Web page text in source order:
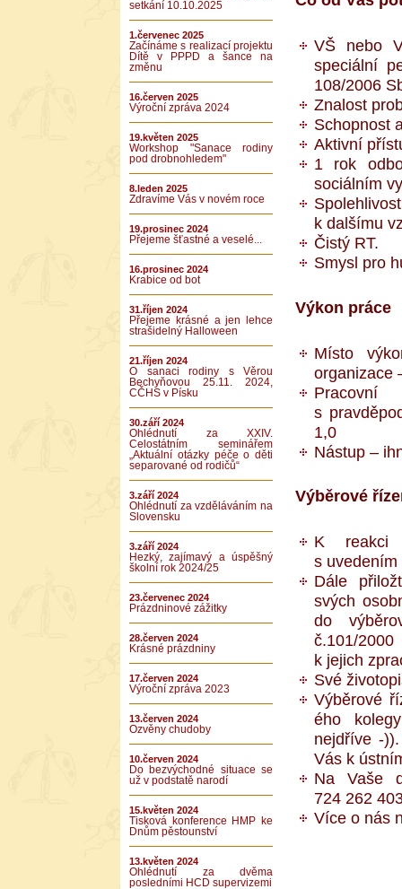
setkání 10.10.2025
1.červenec 2025
Začínáme s realizací projektu
Dítě v PPPD a šance na
změnu
16.červen 2025
Výroční zpráva 2024
19.květen 2025
Workshop "Sanace rodiny
pod drobnohledem"
8.leden 2025
Zdravíme Vás v novém roce
19.prosinec 2024
Přejeme šťastné a veselé...
16.prosinec 2024
Krabice od bot
31.říjen 2024
Přejeme krásné a jen lehce
strašidelný Halloween
21.říjen 2024
O sanaci rodiny s Věrou
Bechyňovou 25.11. 2024,
CČHS v Písku
30.září 2024
Ohlédnutí za XXIV.
Celostátním seminářem
„Aktuální otázky péče o děti
separované od rodičů“
3.září 2024
Ohlédnutí za vzděláváním na
Slovensku
3.září 2024
Hezký, zajímavý a úspěšný
školní rok 2024/25
23.červenec 2024
Prázdninové zážitky
28.červen 2024
Krásné prázdniny
17.červen 2024
Výroční zpráva 2023
13.červen 2024
Ozvěny chudoby
10.červen 2024
Do bezvýchodné situace se
už v podstatě narodí
15.květen 2024
Tisková konference HMP ke
Dnům pěstounství
13.květen 2024
Ohlédnutí za dvěma
posledními HCD supervizemi
VŠ nebo
speciální
108/2006
Znalost
Schopnost
Aktivní
1 rok
sociálním
k dalšímu
Čistý RT.
Smysl pro
Výkon práce
Místo
organizace
s
1,0
Nástup –
Výběrové
K reakci
s
Dále
svých
do
č.101/
k jejich
Své
Výběrové
ého
nejdříve -
Vás k
Na Vaše
724 262
Více o nás